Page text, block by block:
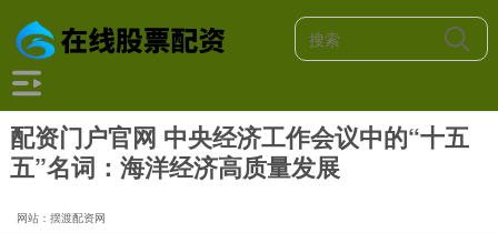
配资门户官网 中央经济工作会议中的“十五
五”名词：海洋经济高质量发展
网站：摆渡配资网